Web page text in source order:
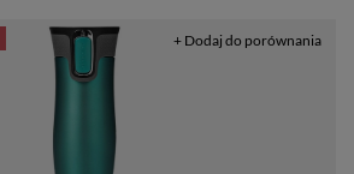
+ Dodaj do porównania